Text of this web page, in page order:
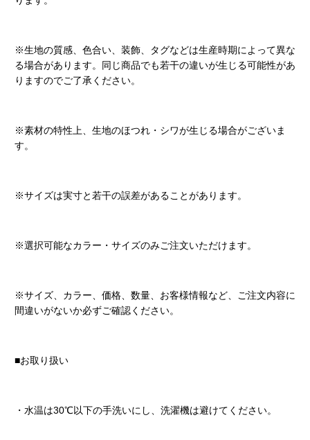
※生地の質感、色合い、装飾、タグなどは生産時期によって異な
る場合があります。同じ商品でも若干の違いが生じる可能性があ
りますのでご了承ください。
※素材の特性上、生地のほつれ・シワが生じる場合がございま
す。
※サイズは実寸と若干の誤差があることがあります。
※選択可能なカラー・サイズのみご注文いただけます。
※サイズ、カラー、価格、数量、お客様情報など、ご注文内容に
間違いがないか必ずご確認ください。
■お取り扱い
・水温は30℃以下の手洗いにし、洗濯機は避けてください。